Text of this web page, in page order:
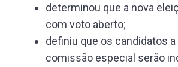
determinou que a nova
com voto aberto;
definiu que os candidatos a
comissão especial serão